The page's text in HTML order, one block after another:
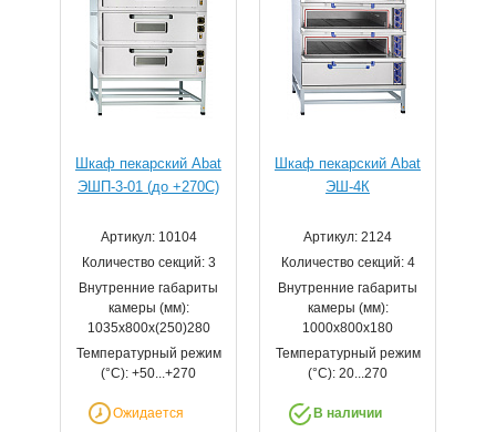
Шкаф пекарский Abat
ЭШП-3-01 (до +270С)
Артикул: 10104
Количество секций: 3
Внутренние габариты
камеры (мм):
1035x800x(250)280
Температурный режим
(°С): +50...+270
Ожидается
Шкаф пекарский Abat
ЭШ-4К
Артикул: 2124
Количество секций: 4
Внутренние габариты
камеры (мм):
1000x800x180
Температурный режим
(°С): 20...270
В наличии